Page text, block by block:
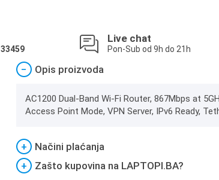
33459
Live chat
Pon-Sub od 9h do 21h
− Opis proizvoda
AC1200 Dual-Band Wi-Fi Router, 867Mbps at
Access Point Mode, VPN Server, IPv6 Ready,
+
Načini plaćanja
+
Zašto kupovina na LAPTOPI.BA?